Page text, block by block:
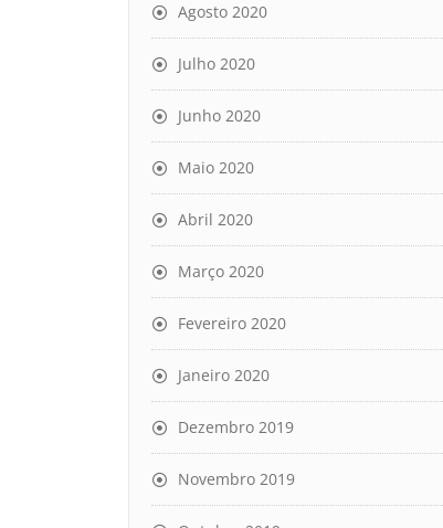
Agosto 2020
Julho 2020
Junho 2020
Maio 2020
Abril 2020
Março 2020
Fevereiro 2020
Janeiro 2020
Dezembro 2019
Novembro 2019